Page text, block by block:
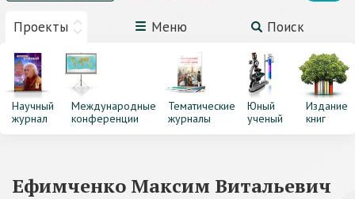
Проекты Меню Поиск
Научный
журнал
Международные
конференции
Тематические
журналы
Юный
ученый
Издание
книг
Ефимченко Максим Витальевич